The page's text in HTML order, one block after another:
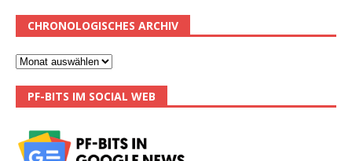
CHRONOLOGISCHES ARCHIV
PF-BITS IM SOCIAL WEB